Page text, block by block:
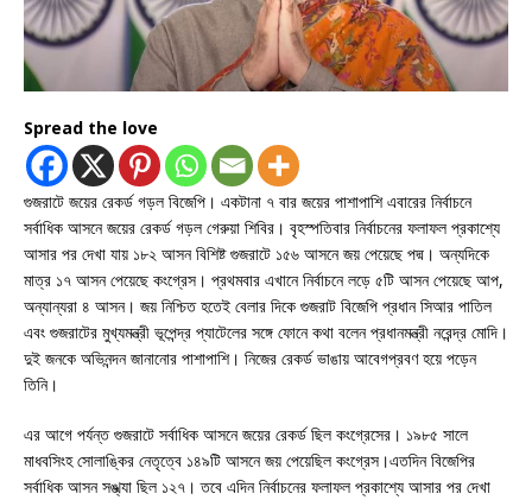
Spread the love
গুজরাটে জয়ের রেকর্ড গড়ল বিজেপি। একটানা ৭ বার জয়ের পাশাপাশি এবারের নির্বাচনে
সর্বাধিক আসনে জয়ের রেকর্ড গড়ল গেরুয়া শিবির। বৃহস্পতিবার নির্বাচনের ফলাফল প্রকাশ্যে
আসার পর দেখা যায় ১৮২ আসন বিশিষ্ট গুজরাটে ১৫৬ আসনে জয় পেয়েছে পদ্ম। অন্যদিকে
মাত্র ১৭ আসন পেয়েছে কংগ্রেস। প্রথমবার এখানে নির্বাচনে লড়ে ৫টি আসন পেয়েছে আপ,
অন্যান্যরা ৪ আসন। জয় নিশ্চিত হতেই বেলার দিকে গুজরাট বিজেপি প্রধান সিআর পাতিল
এবং গুজরাটের মুখ্যমন্ত্রী ভূপেন্দ্র প্যাটেলের সঙ্গে ফোনে কথা বলেন প্রধানমন্ত্রী নরেন্দ্র মোদি।
দুই জনকে অভিনন্দন জানানোর পাশাপাশি। নিজের রেকর্ড ভাঙায় আবেগপ্রবণ হয়ে পড়েন
তিনি।
এর আগে পর্যন্ত গুজরাটে সর্বাধিক আসনে জয়ের রেকর্ড ছিল কংগ্রেসের। ১৯৮৫ সালে
মাধবসিংহ সোলাঙ্কির নেতৃত্বে ১৪৯টি আসনে জয় পেয়েছিল কংগ্রেস।এতদিন বিজেপির
সর্বাধিক আসন সঙ্খ্যা ছিল ১২৭। তবে এদিন নির্বাচনের ফলাফল প্রকাশ্যে আসার পর দেখা